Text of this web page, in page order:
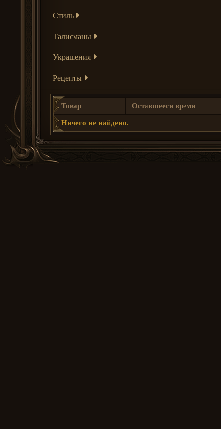
Стиль
Талисманы
Украшения
Рецепты
Товар Оставшееся время
Ничего не найдено.